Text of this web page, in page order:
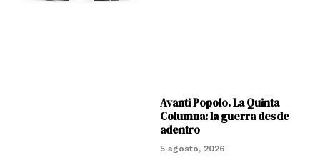
Avanti Popolo. La Quinta
Columna: la guerra desde
adentro
5 agosto, 2026